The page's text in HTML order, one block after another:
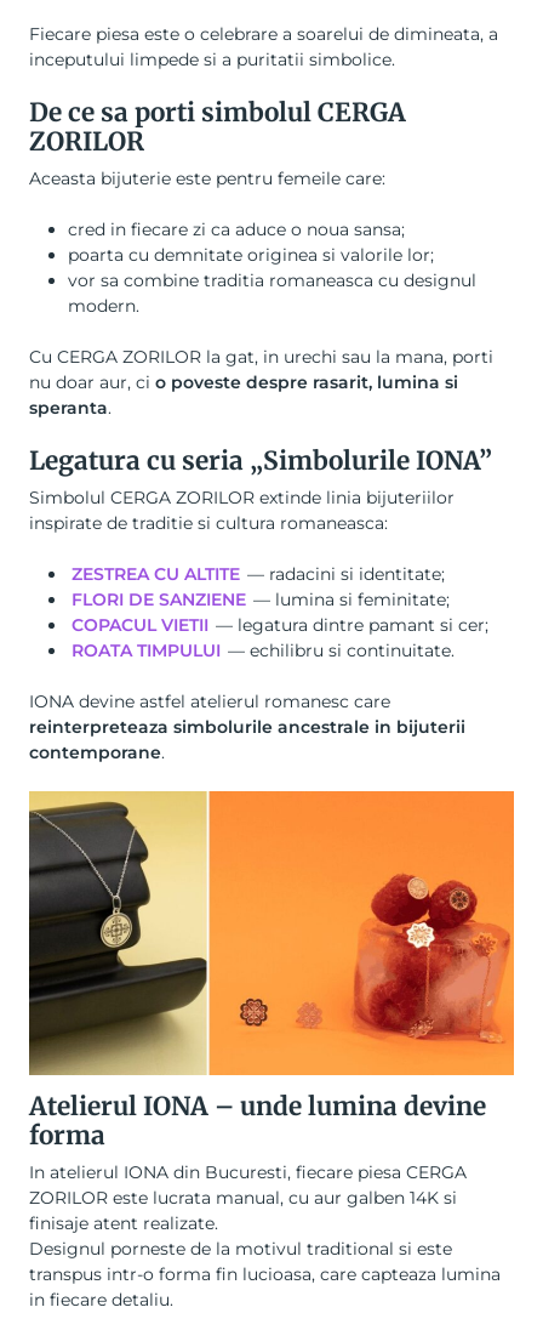
Fiecare piesa este o celebrare a soarelui de dimineata, a
inceputului limpede si a puritatii simbolice.
De ce sa porti simbolul CERGA
ZORILOR
Aceasta bijuterie este pentru femeile care:
cred in fiecare zi ca aduce o noua sansa;
poarta cu demnitate originea si valorile lor;
vor sa combine traditia romaneasca cu designul
modern.
Cu CERGA ZORILOR la gat, in urechi sau la mana, porti
nu doar aur, ci o poveste despre rasarit, lumina si
speranta.
Legatura cu seria „Simbolurile IONA”
Simbolul CERGA ZORILOR extinde linia bijuteriilor
inspirate de traditie si cultura romaneasca:
ZESTREA CU ALTITE — radacini si identitate;
FLORI DE SANZIENE — lumina si feminitate;
COPACUL VIETII — legatura dintre pamant si cer;
ROATA TIMPULUI — echilibru si continuitate.
IONA devine astfel atelierul romanesc care
reinterpreteaza simbolurile ancestrale in bijuterii
contemporane.
Atelierul IONA – unde lumina devine
forma
In atelierul IONA din Bucuresti, fiecare piesa CERGA
ZORILOR este lucrata manual, cu aur galben 14K si
finisaje atent realizate.
Designul porneste de la motivul traditional si este
transpus intr-o forma fin lucioasa, care capteaza lumina
in fiecare detaliu.